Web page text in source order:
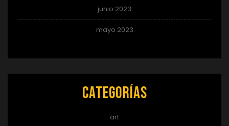
junio 2023
mayo 2023
Categorías
art